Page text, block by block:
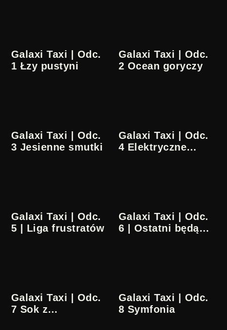
Galaxi Taxi | Odc.
1 Łzy pustyni
Galaxi Taxi | Odc.
2 Ocean goryczy
Galaxi Taxi | Odc.
3 Jesienne smutki
Galaxi Taxi | Odc.
4 Elektryczne
Galaxi Taxi | Odc.
5 | Liga frustratów
Galaxi Taxi | Odc.
6 | Ostatni będą
Galaxi Taxi | Odc.
7 Sok z
Galaxi Taxi | Odc.
8 Symfonia